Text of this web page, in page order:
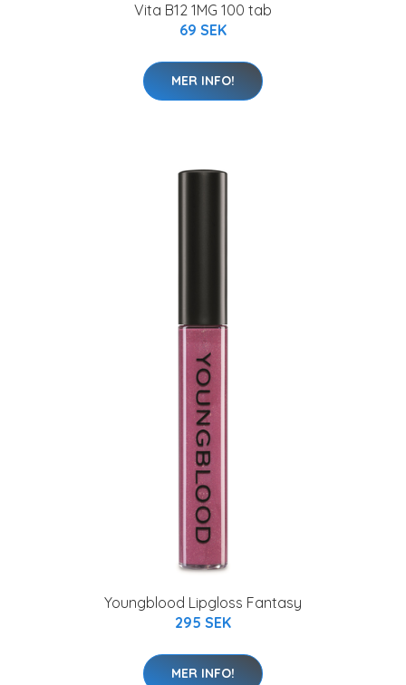
Vita B12 1MG 100 tab
69 SEK
MER INFO!
Youngblood Lipgloss Fantasy
295 SEK
MER INFO!